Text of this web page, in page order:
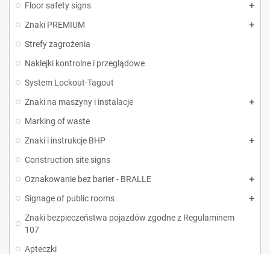
Floor safety signs
Znaki PREMIUM
Strefy zagrożenia
Naklejki kontrolne i przeglądowe
System Lockout-Tagout
Znaki na maszyny i instalacje
Marking of waste
Znaki i instrukcje BHP
Construction site signs
Oznakowanie bez barier - BRALLE
Signage of public rooms
Znaki bezpieczeństwa pojazdów zgodne z Regulaminem
107
Apteczki